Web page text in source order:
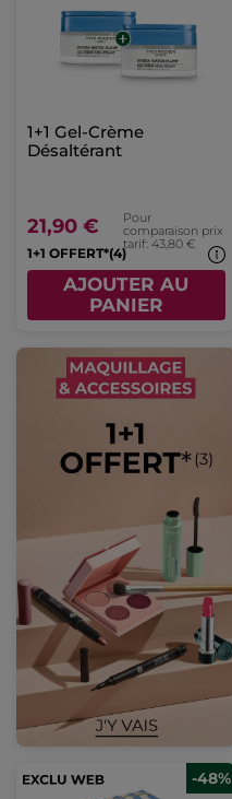
1+1 Gel-Crème
Désaltérant
21,90 €
Pour
comparaison prix
tarif: 43,80 €
1+1 OFFERT*(4)
AJOUTER AU
PANIER
-48%